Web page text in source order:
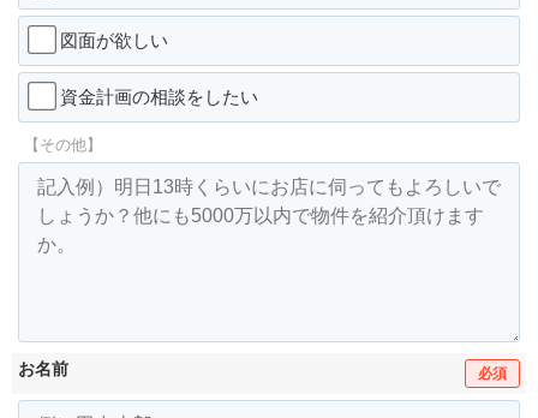
図面が欲しい
資金計画の相談をしたい
【その他】
お名前 必須